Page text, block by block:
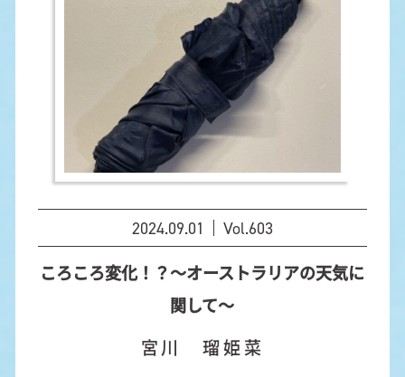
2024.09.01 Vol.603
ころころ変化！？～オーストラリアの天気に
関して～
宮川 瑠姫菜